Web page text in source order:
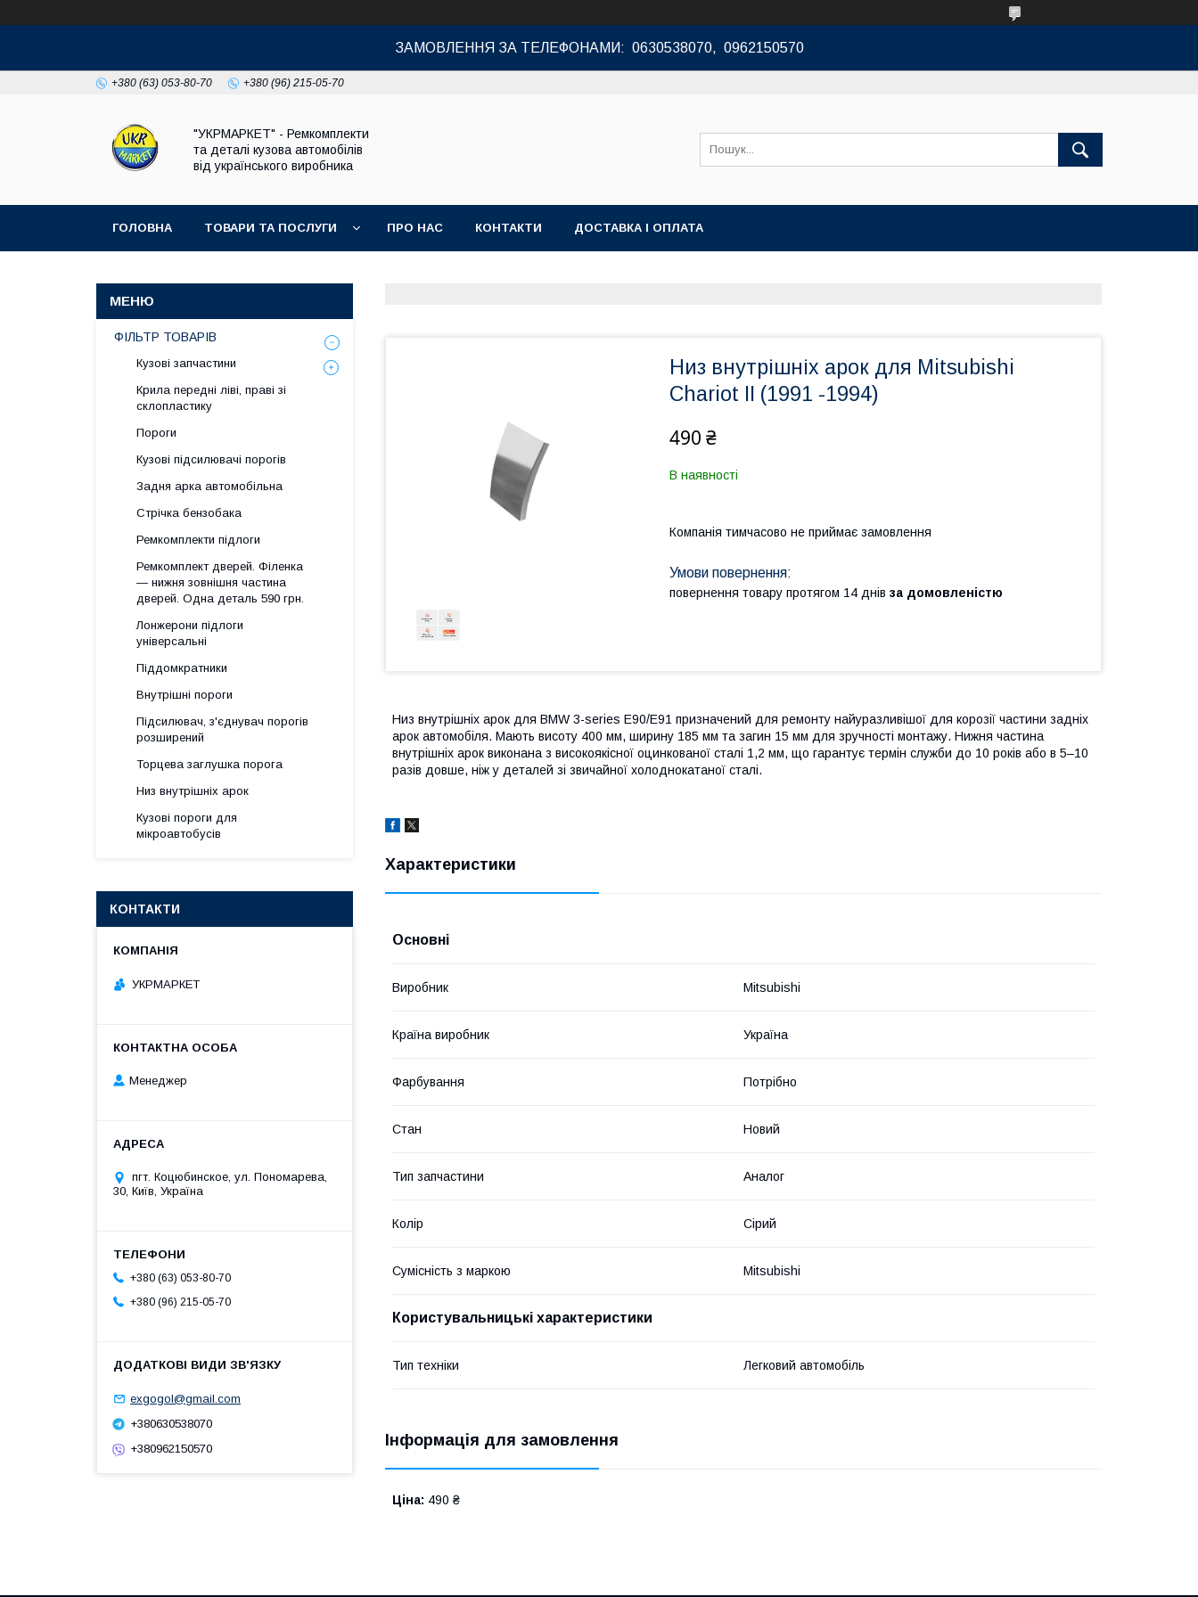
ЗАМОВЛЕННЯ ЗА ТЕЛЕФОНАМИ: 0630538070, 0962150570
+380 (63) 053-80-70 +380 (96) 215-05-70
"УКРМАРКЕТ" - Ремкомплекти
та деталі кузова автомобілів
від українського виробника
ГОЛОВНА ТОВАРИ ТА ПОСЛУГИ ПРО НАС КОНТАКТИ ДОСТАВКА І ОПЛАТА
Низ внутрішніх арок для Mitsubishi
Chariot II (1991 -1994)
490 ₴
В наявності
Компанія тимчасово не приймає замовлення
повернення товару протягом 14 днів за домовленістю
Низ внутрішніх арок для BMW 3-series E90/E91 призначений для ремонту найуразливішої для корозії частини задніх
арок автомобіля. Мають висоту 400 мм, ширину 185 мм та загин 15 мм для зручності монтажу. Нижня частина
внутрішніх арок виконана з високоякісної оцинкованої сталі 1,2 мм, що гарантує термін служби до 10 років або в 5–10
разів довше, ніж у деталей зі звичайної холоднокатаної сталі.
Характеристики
Основні
Виробник Mitsubishi
Країна виробник Україна
Фарбування Потрібно
Стан Новий
Тип запчастини Аналог
Колір Сірий
Сумісність з маркою Mitsubishi
Користувальницькі характеристики
Тип техніки Легковий автомобіль
Інформація для замовлення
Ціна: 490 ₴
ФІЛЬТР ТОВАРІВ
Кузові запчастини
Крила передні ліві, праві зі
склопластику
Пороги
Кузові підсилювачі порогів
Задня арка автомобільна
Стрічка бензобака
Ремкомплекти підлоги
Ремкомплект дверей. Філенка
— нижня зовнішня частина
дверей. Одна деталь 590 грн.
Лонжерони підлоги
універсальні
Піддомкратники
Внутрішні пороги
Підсилювач, з'єднувач порогів
розширений
Торцева заглушка порога
Низ внутрішніх арок
Кузові пороги для
мікроавтобусів
КОНТАКТИ
УКРМАРКЕТ
Менеджер
пгт. Коцюбинское, ул. Пономарева,
30, Київ, Україна
+380 (63) 053-80-70
+380 (96) 215-05-70
exgogol@gmail.com
+380630538070
+380962150570